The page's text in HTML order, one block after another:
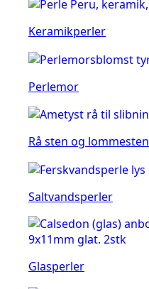
Keramikperler
Perlemor
Rå sten og lommesten
Saltvandsperler
Glasperler